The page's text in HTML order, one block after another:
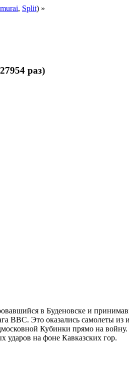
, Split) »
раз)
в Буденовске и
ВВС. Это оказались самолеты
Кубинки прямо на
на фоне Кавказских гор.